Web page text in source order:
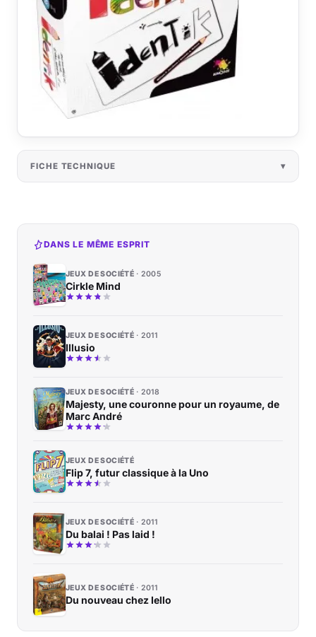
FICHE TECHNIQUE
DANS LE MÊME ESPRIT
JEUX DE SOCIÉTÉ 2005
Cirkle Mind
JEUX DE SOCIÉTÉ 2011
Illusio
JEUX DE SOCIÉTÉ 2018
Majesty, une couronne pour un royaume, de
Marc André
JEUX DE SOCIÉTÉ
Flip 7, futur classique à la Uno
JEUX DE SOCIÉTÉ 2011
Du balai ! Pas laid !
JEUX DE SOCIÉTÉ 2011
Du nouveau chez Iello